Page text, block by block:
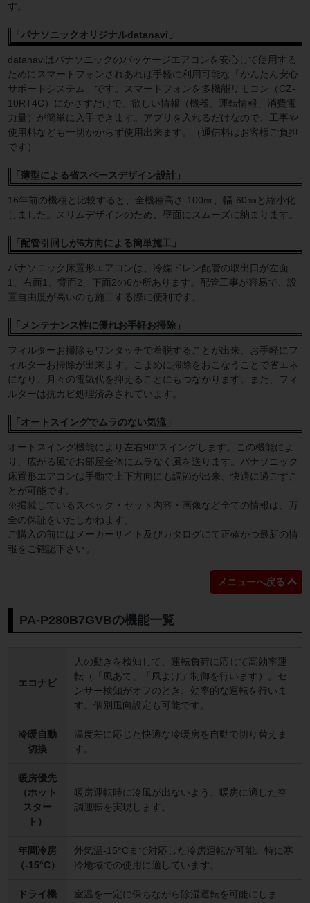
す。
「パナソニックオリジナルdatanavi」
datanaviはパナソニックのパッケージエアコンを安心して使用する
ためにスマートフォンされあれば手軽に利用可能な「かんたん安心
サポートシステム」です。スマートフォンを多機能リモコン（CZ-
10RT4C）にかざすだけで、欲しい情報（機器、運転情報、消費電
力量）が簡単に入手できます。アプリを入れるだけなので、工事や
使用料なども一切かからず使用出来ます。（通信料はお客様ご負担
です）
「薄型による省スペースデザイン設計」
16年前の機種と比較すると、全機種高さ-100㎜、幅-60㎜と縮小化
しました。スリムデザインのため、壁面にスムーズに納まります。
「配管引回しが6方向による簡単施工」
パナソニック床置形エアコンは、冷媒ドレン配管の取出口が左面
1、右面1、背面2、下面2の6か所あります。配管工事が容易で、設
置自由度が高いのも施工する際に便利です。
「メンテナンス性に優れお手軽お掃除」
フィルターお掃除もワンタッチで着脱することが出来、お手軽にフ
ィルターお掃除が出来ます。こまめに掃除をおこなうことで省エネ
になり、月々の電気代を抑えることにもつながります。また、フィ
ルターは抗カビ処理済みされています。
「オートスイングでムラのない気流」
オートスイング機能により左右90°スイングします。この機能によ
り、広がる風でお部屋全体にムラなく風を送ります。パナソニック
床置形エアコンは手動で上下方向にも調節が出来、快適に過ごすこ
とが可能です。
※掲載しているスペック・セット内容・画像など全ての情報は、万
全の保証をいたしかねます。
ご購入の前にはメーカーサイト及びカタログにて正確かつ最新の情
報をご確認下さい。
メニューへ戻る
PA-P280B7GVBの機能一覧
エコナビ
人の動きを検知して、運転負荷に応じて高効率運
転（「風あて」「風よけ」制御を行います）。セ
ンサー検知がオフのとき、効率的な運転を行いま
す。個別風向設定も可能です。
冷暖自動
切換
温度差に応じた快適な冷暖房を自動で切り替えま
す。
暖房優先
（ホット
スター
ト）
暖房運転時に冷風が出ないよう、暖房に適した空
調運転を実現します。
年間冷房
（-15°C）
外気温-15°Cまで対応した冷房運転が可能。特に寒
冷地域での使用に適しています。
ドライ機
室温を一定に保ちながら除湿運転を可能にしま